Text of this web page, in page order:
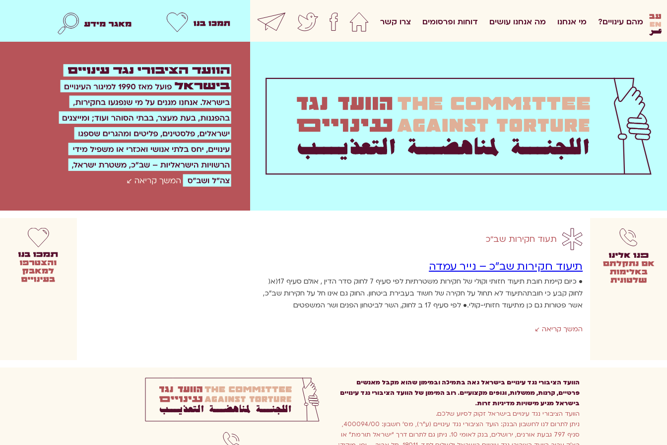
en
מהם עינויים? מי אנחנו מה אנחנו עושים דוחות ופרסומים צרו קשר home
facebook
twitter
newsletter תמכו בנו
תעוד חקירות שב"כ
תיעוד חקירות שב”כ – נייר עמדה
• כיום קיימת חובת תיעוד חזותי וקולי של חקירות משטרתיות לפי סעיף 7 לחוק סדר הדין , אולם סעיף 17(א(
לחוק קבע כי חובתהתיעוד לא תחול על חקירה של חשוד בעבירת ביטחון. החוק גם אינו חל על חקירות שב”כ,
אשר פטורות גם כן מתיעוד חזותי-קולי.• לפי סעיף 17 ב לחוק, השר לביטחון הפנים ושר המשפטים
המשך קריאה
הוועד הציבורי נגד עינויים בישראל גאה בתמיכה ובמימון שהוא מקבל מאנשים
פרטיים, קרנות, ממשלות, וגופים מקצועיים. רוב המימון של הוועד הציבורי נגד עינויים
בישראל מגיע מישויות מדיניות זרות.
הוועד הציבורי נגד עינויים בישראל זקוק לסיוע שלכם.
ניתן לתרום לנו לחשבון הבנק: הועד הציבורי נגד עינויים (ע”ר), מס’ חשבון: 400094/00,
סניף 797 גבעת אורנים, ירושלים, בנק לאומי 10. ניתן גם לתרום דרך “ישראל תורמת” או